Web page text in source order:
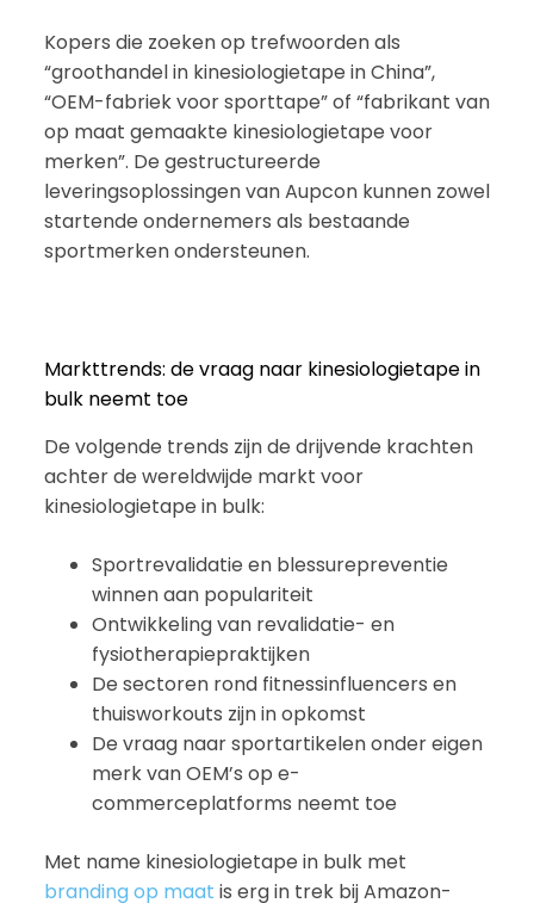
Kopers die zoeken op trefwoorden als
“groothandel in kinesiologietape in China”,
“OEM-fabriek voor sporttape” of “fabrikant van
op maat gemaakte kinesiologietape voor
merken”. De gestructureerde
leveringsoplossingen van Aupcon kunnen zowel
startende ondernemers als bestaande
sportmerken ondersteunen.
Markttrends: de vraag naar kinesiologietape in
bulk neemt toe
De volgende trends zijn de drijvende krachten
achter de wereldwijde markt voor
kinesiologietape in bulk:
Sportrevalidatie en blessurepreventie
winnen aan populariteit
Ontwikkeling van revalidatie- en
fysiotherapiepraktijken
De sectoren rond fitnessinfluencers en
thuisworkouts zijn in opkomst
De vraag naar sportartikelen onder eigen
merk van OEM’s op e-
commerceplatforms neemt toe
Met name kinesiologietape in bulk met
branding op maat is erg in trek bij Amazon-